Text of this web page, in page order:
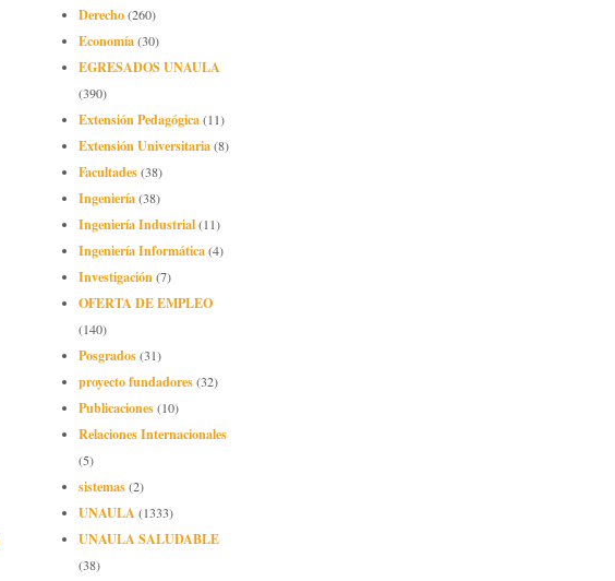
Derecho(260)
Economía(30)
EGRESADOS UNAULA
(390)
Extensión Pedagógica(11)
Extensión Universitaria(8)
Facultades(38)
Ingeniería(38)
Ingeniería Industrial(11)
Ingeniería Informática(4)
Investigación(7)
OFERTA DE EMPLEO
(140)
Posgrados(31)
proyecto fundadores(32)
Publicaciones(10)
Relaciones Internacionales
(5)
sistemas(2)
UNAULA(1333)
UNAULA SALUDABLE
(38)